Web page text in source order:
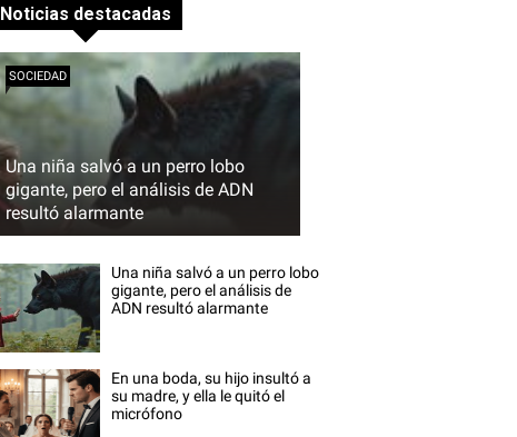
Noticias destacadas
Una niña salvó a un perro lobo
gigante, pero el análisis de ADN
resultó alarmante
SOCIEDAD
Una niña salvó a un perro lobo
gigante, pero el análisis de
ADN resultó alarmante
En una boda, su hijo insultó a
su madre, y ella le quitó el
micrófono